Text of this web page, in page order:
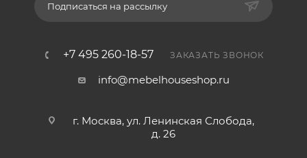
Подписаться на рассылку
+7 495 260-18-57 ЗАКАЗАТЬ ЗВОНОК
info@mebelhouseshop.ru
г. Москва, ул. Ленинская Слобода,
д. 26